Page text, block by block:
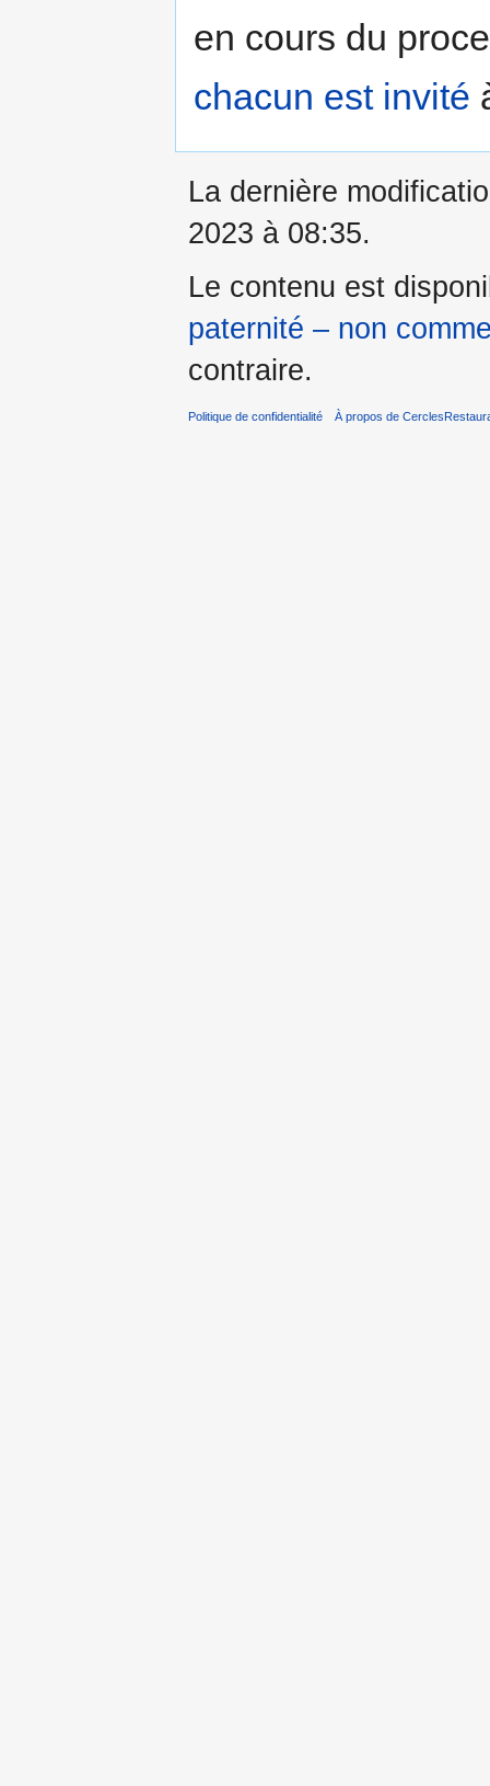
en cours du
chacun est invité
La dernière
2023 à 08:35.
Le contenu est
paternité – non
contraire.
Politique de confidentialité À propos de